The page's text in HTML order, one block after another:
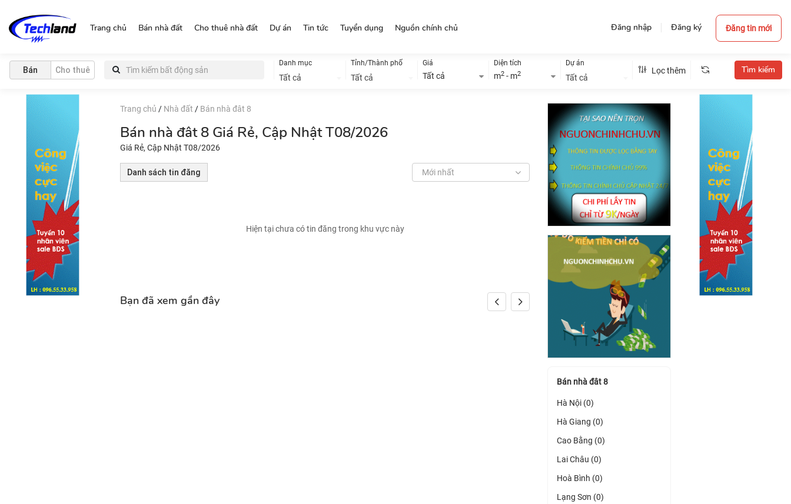
Đăng nhập Đăng ký Đăng tin mới
Trang chủ Bán nhà đất Cho thuê nhà đất Dự án Tin tức Tuyển dụng Nguồn chính chủ
Bán Cho thuê
Danh mục
Tất cả
Tỉnh/Thành phố
Tất cả
Giá
Tất cả
Diện tích
m2 - m2
Dự án
Tất cả
Lọc thêm
Trang chủ / Nhà đất / Bán nhà đât 8
Bán nhà đât 8 Giá Rẻ, Cập Nhật T08/2026
Giá Rẻ, Cập Nhật T08/2026
Danh sách tin đăng Mới nhất
Hiện tại chưa có tin đăng trong khu vực này
Bạn đã xem gần đây
Bán nhà đât 8
Hà Nội (0)
Hà Giang (0)
Cao Bằng (0)
Lai Châu (0)
Hoà Bình (0)
Lạng Sơn (0)